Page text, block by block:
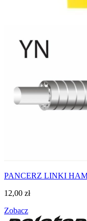
PANCERZ LINKI
12,00 zł
Zobacz